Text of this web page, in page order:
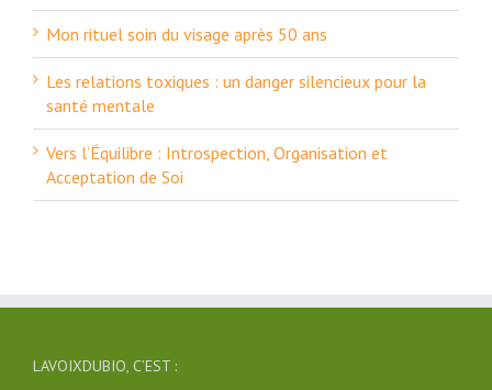
Mon rituel soin du visage après 50 ans
Les relations toxiques : un danger silencieux pour la
santé mentale
Vers l’Équilibre : Introspection, Organisation et
Acceptation de Soi
LAVOIXDUBIO, C’EST :